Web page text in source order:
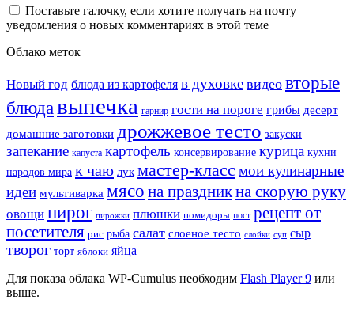
Поставьте галочку, если хотите получать на почту
уведомления о новых комментариях в этой теме
Облако меток
Новый год блюда из картофеля в духовке видео вторые
блюдавыпечка гарнир гости на пороге грибы десерт
домашние заготовки дрожжевое тесто закуски
запекание капуста картофель консервирование курица кухни
народов мира к чаю лук мастер-класс мои кулинарные
идеи мультиварка мясо на праздникна скорую руку
овощи пирог пирожки плюшки помидоры пост рецепт от
посетителя рис рыба салат слоеное тесто слойки суп сыр
творог торт яблоки яйца
Для показа облака WP-Cumulus необходим Flash Player 9 или
выше.